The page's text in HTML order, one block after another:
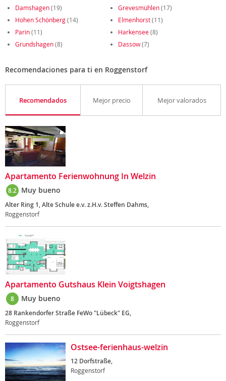
Damshagen(19) Grevesmühlen(17)
Hohen Schönberg(14) Elmenhorst(11)
Parin(11) Harkensee(8)
Grundshagen(8) Dassow(7)
Recomendaciones para ti en Roggenstorf
Recomendados Mejor precio Mejor valorados
Apartamento Ferienwohnung In Welzin
8.2 Muy bueno
Alter Ring 1, Alte Schule e.v. z.H.v. Steffen Dahms,
Roggenstorf
Apartamento Gutshaus Klein Voigtshagen
8 Muy bueno
28 Rankendorfer Straße FeWo "Lübeck" EG,
Roggenstorf
Ostsee-ferienhaus-welzin
12 Dorfstraße,
Roggenstorf